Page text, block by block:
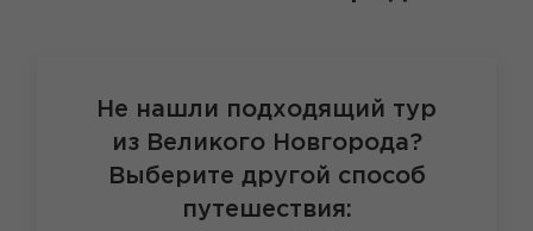
Не нашли подходящий тур
из Великого Новгорода?
Выберите другой способ
путешествия: